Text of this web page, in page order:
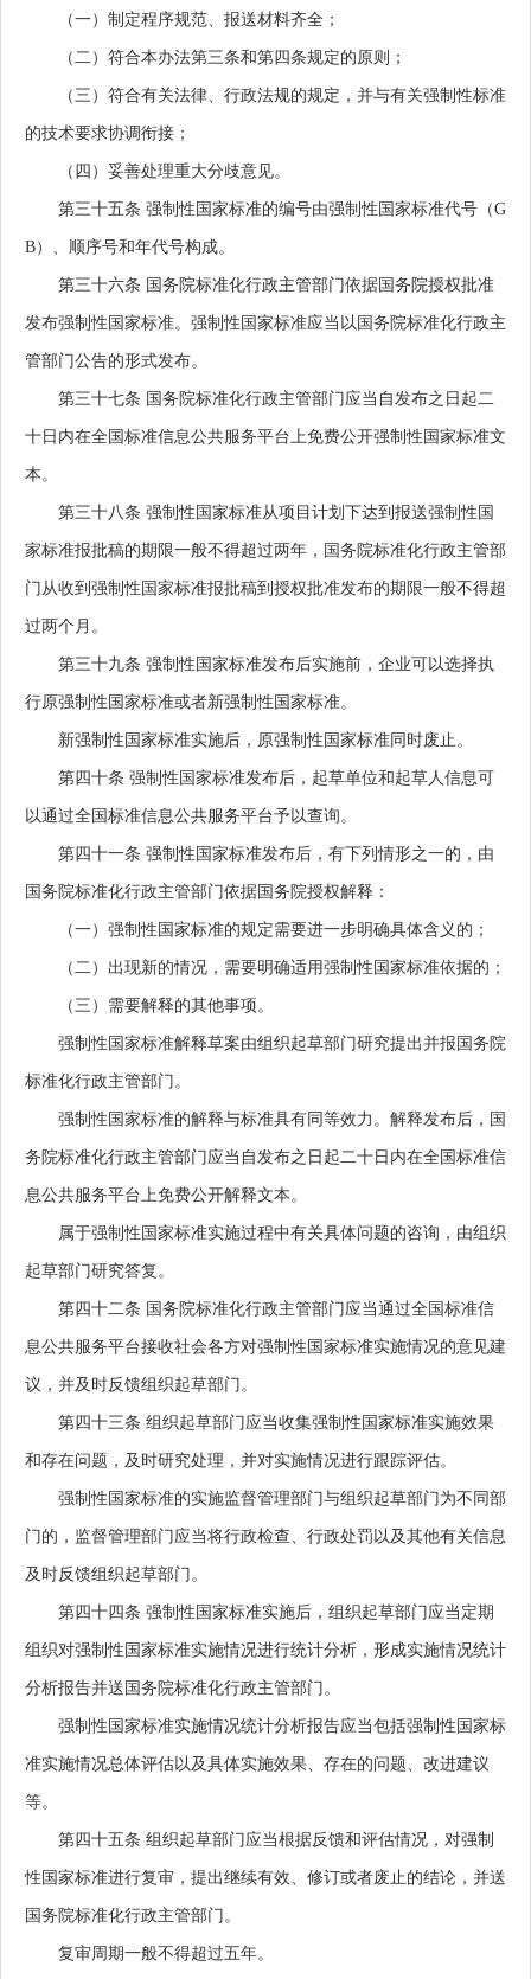
（一）制定程序规范、报送材料齐全；
（二）符合本办法第三条和第四条规定的原则；
（三）符合有关法律、行政法规的规定，并与有关强制性标准
的技术要求协调衔接；
（四）妥善处理重大分歧意见。
第三十五条 强制性国家标准的编号由强制性国家标准代号（G
B）、顺序号和年代号构成。
第三十六条 国务院标准化行政主管部门依据国务院授权批准
发布强制性国家标准。强制性国家标准应当以国务院标准化行政主
管部门公告的形式发布。
第三十七条 国务院标准化行政主管部门应当自发布之日起二
十日内在全国标准信息公共服务平台上免费公开强制性国家标准文
本。
第三十八条 强制性国家标准从项目计划下达到报送强制性国
家标准报批稿的期限一般不得超过两年，国务院标准化行政主管部
门从收到强制性国家标准报批稿到授权批准发布的期限一般不得超
过两个月。
第三十九条 强制性国家标准发布后实施前，企业可以选择执
行原强制性国家标准或者新强制性国家标准。
新强制性国家标准实施后，原强制性国家标准同时废止。
第四十条 强制性国家标准发布后，起草单位和起草人信息可
以通过全国标准信息公共服务平台予以查询。
第四十一条 强制性国家标准发布后，有下列情形之一的，由
国务院标准化行政主管部门依据国务院授权解释：
（一）强制性国家标准的规定需要进一步明确具体含义的；
（二）出现新的情况，需要明确适用强制性国家标准依据的；
（三）需要解释的其他事项。
强制性国家标准解释草案由组织起草部门研究提出并报国务院
标准化行政主管部门。
强制性国家标准的解释与标准具有同等效力。解释发布后，国
务院标准化行政主管部门应当自发布之日起二十日内在全国标准信
息公共服务平台上免费公开解释文本。
属于强制性国家标准实施过程中有关具体问题的咨询，由组织
起草部门研究答复。
第四十二条 国务院标准化行政主管部门应当通过全国标准信
息公共服务平台接收社会各方对强制性国家标准实施情况的意见建
议，并及时反馈组织起草部门。
第四十三条 组织起草部门应当收集强制性国家标准实施效果
和存在问题，及时研究处理，并对实施情况进行跟踪评估。
强制性国家标准的实施监督管理部门与组织起草部门为不同部
门的，监督管理部门应当将行政检查、行政处罚以及其他有关信息
及时反馈组织起草部门。
第四十四条 强制性国家标准实施后，组织起草部门应当定期
组织对强制性国家标准实施情况进行统计分析，形成实施情况统计
分析报告并送国务院标准化行政主管部门。
强制性国家标准实施情况统计分析报告应当包括强制性国家标
准实施情况总体评估以及具体实施效果、存在的问题、改进建议
等。
第四十五条 组织起草部门应当根据反馈和评估情况，对强制
性国家标准进行复审，提出继续有效、修订或者废止的结论，并送
国务院标准化行政主管部门。
复审周期一般不得超过五年。